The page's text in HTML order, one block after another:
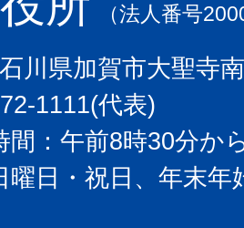
（法人番号
川県加賀市大聖寺
1111(代表)
間：午前8時30分か
曜日・祝日、年末